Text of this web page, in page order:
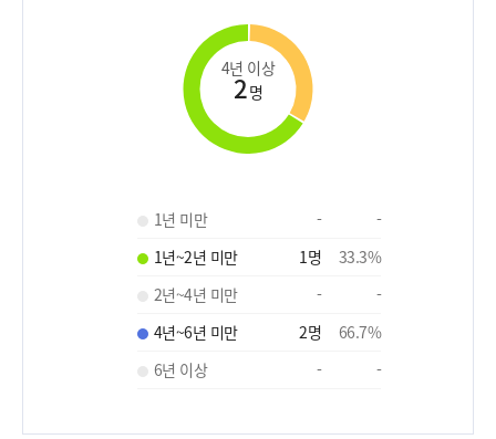
4년 이상
2명
1년 미만 -
-
1년~2년 미만
1명 33.3%
2년~4년 미만
-
-
4년~6년 미만
2명 66.7%
6년 이상
- -